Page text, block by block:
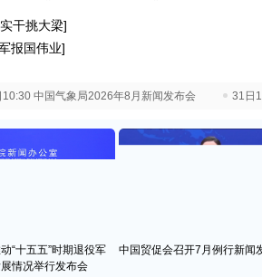
干挑大梁]
报国伟业]
10:30 中国气象局2026年8月新闻发布会 31日
“十五五”时期退役军
情况举行发布会
中国贸促会召开7月例行新闻